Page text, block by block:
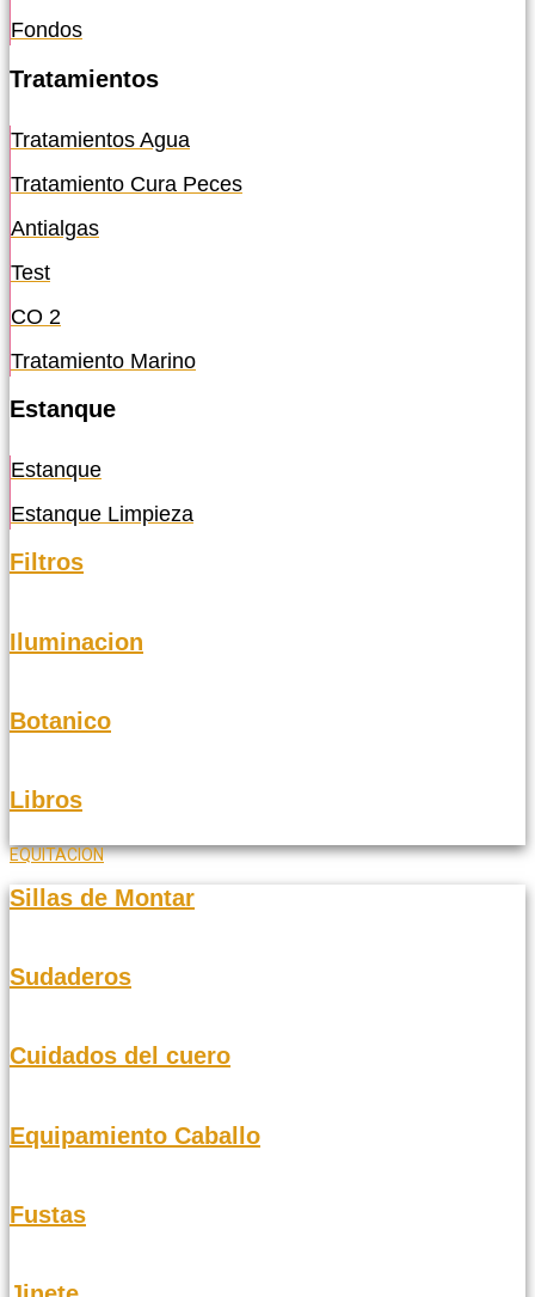
Fondos
Tratamientos
Tratamientos Agua
Tratamiento Cura Peces
Antialgas
Test
CO 2
Tratamiento Marino
Estanque
Estanque
Estanque Limpieza
Filtros
Iluminacion
Botanico
Libros
EQUITACION
Sillas de Montar
Sudaderos
Cuidados del cuero
Equipamiento Caballo
Fustas